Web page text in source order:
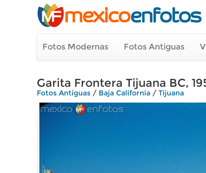
Fotos Modernas Fotos Antiguas
Garita Frontera Tijuana BC,
Fotos Antiguas / Baja California / Tijuana